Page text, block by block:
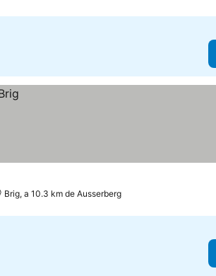
Brig, a 10.3 km de Ausserberg